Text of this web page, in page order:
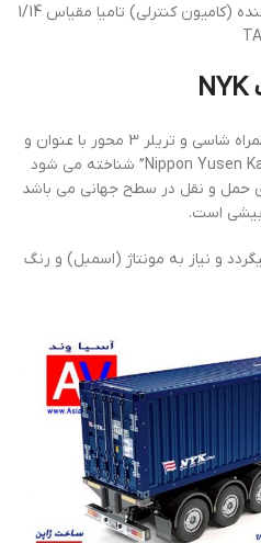
کانتینر 40 فوت تامیا NYK ویژه کشنده (کامیون کنترلی) تامیا مقیاس 1/14
این کانتیر 40 فوت (کد 56330) بهمراه شاسی و تریلر 3 محور با عنوان و
) که مخفف “Nippon Yusen Kabushiki” شناخته می شود
حمل و نقل در سطح جهانی می باشد
است.
و نیاز به مونتاژ (اسمبل) و رنگ